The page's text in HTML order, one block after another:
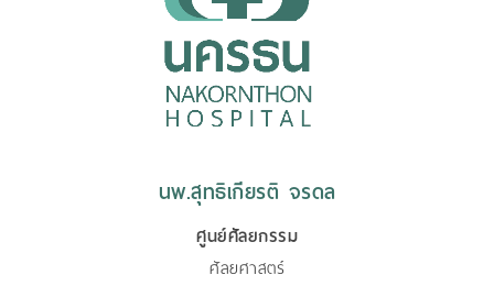
นพ.สุทธิเกียรติ จรดล
ศูนย์ศัลยกรรม
ศัลยศาสตร์